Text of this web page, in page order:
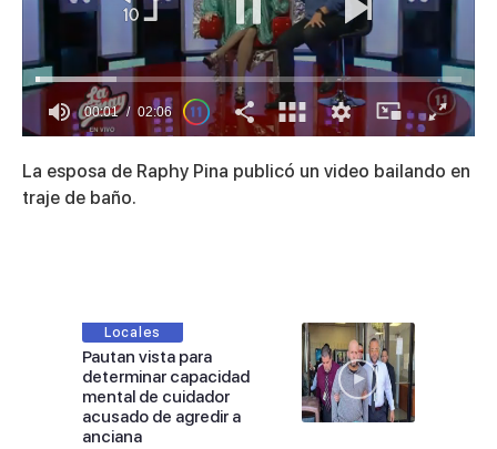
of
2
minutes,
00:01 02:06
La esposa de Raphy Pina publicó un video bailando en
traje de baño.
Locales
Pautan vista para
determinar capacidad
mental de cuidador
acusado de agredir a
anciana